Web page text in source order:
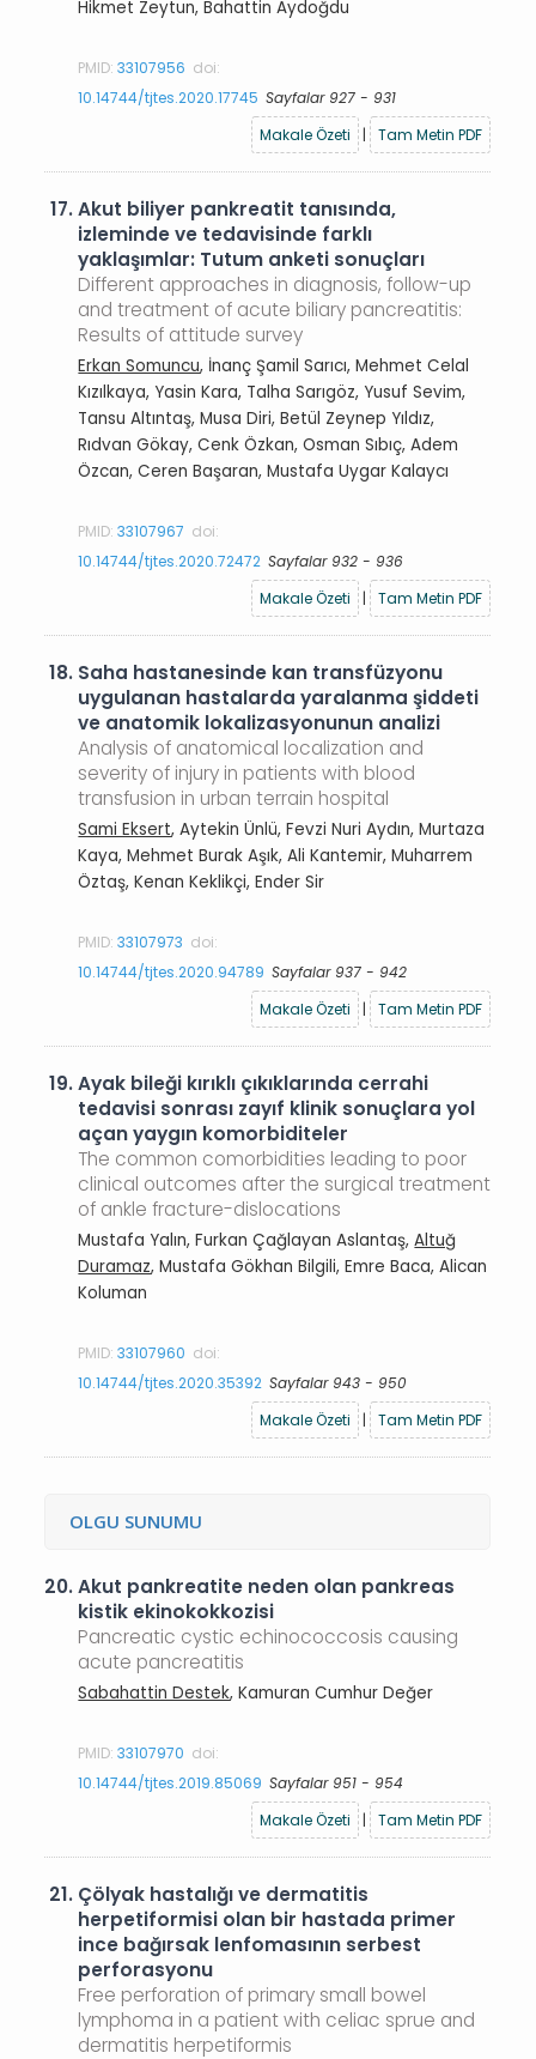
Hikmet Zeytun, Bahattin Aydoğdu
PMID:33107956 doi:
10.14744/tjtes.2020.17745 Sayfalar 927 - 931
Makale Özeti
| Tam Metin PDF
17.Akut biliyer pankreatit tanısında,
izleminde ve tedavisinde farklı
yaklaşımlar: Tutum anketi sonuçları
Different approaches in diagnosis, follow-up
and treatment of acute biliary pancreatitis:
Results of attitude survey
Erkan Somuncu, İnanç Şamil Sarıcı, Mehmet Celal
Kızılkaya, Yasin Kara, Talha Sarıgöz, Yusuf Sevim,
Tansu Altıntaş, Musa Diri, Betül Zeynep Yıldız,
Rıdvan Gökay, Cenk Özkan, Osman Sıbıç, Adem
Özcan, Ceren Başaran, Mustafa Uygar Kalaycı
PMID:33107967 doi:
10.14744/tjtes.2020.72472 Sayfalar 932 - 936
Makale Özeti
| Tam Metin PDF
18. Saha hastanesinde kan transfüzyonu
uygulanan hastalarda yaralanma şiddeti
ve anatomik lokalizasyonunun analizi
Analysis of anatomical localization and
severity of injury in patients with blood
transfusion in urban terrain hospital
Sami Eksert, Aytekin Ünlü, Fevzi Nuri Aydın, Murtaza
Kaya, Mehmet Burak Aşık, Ali Kantemir, Muharrem
Öztaş, Kenan Keklikçi, Ender Sir
PMID:33107973 doi:
10.14744/tjtes.2020.94789 Sayfalar 937 - 942
Makale Özeti
| Tam Metin PDF
19.Ayak bileği kırıklı çıkıklarında cerrahi
tedavisi sonrası zayıf klinik sonuçlara yol
açan yaygın komorbiditeler
The common comorbidities leading to poor
clinical outcomes after the surgical treatment
of ankle fracture-dislocations
Mustafa Yalın, Furkan Çağlayan Aslantaş,Altuğ
Duramaz, Mustafa Gökhan Bilgili, Emre Baca, Alican
Koluman
PMID:33107960 doi:
10.14744/tjtes.2020.35392 Sayfalar 943 - 950
Makale Özeti
| Tam Metin PDF
OLGU SUNUMU
20.Akut pankreatite neden olan pankreas
kistik ekinokokkozisi
Pancreatic cystic echinococcosis causing
acute pancreatitis
Sabahattin Destek, Kamuran Cumhur Değer
PMID:33107970 doi:
10.14744/tjtes.2019.85069 Sayfalar 951 - 954
Makale Özeti
| Tam Metin PDF
21. Çölyak hastalığı ve dermatitis
herpetiformisi olan bir hastada primer
ince bağırsak lenfomasının serbest
perforasyonu
Free perforation of primary small bowel
lymphoma in a patient with celiac sprue and
dermatitis herpetiformis